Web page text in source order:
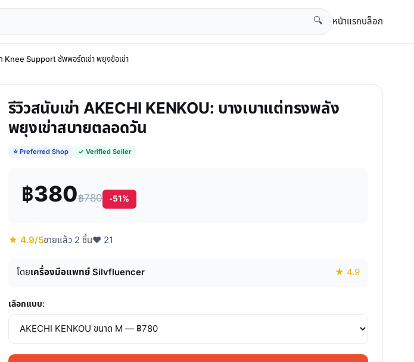
🔍 หน้าแรกบล็อก
Knee Support ซัพพอร์ตเข่า พยุงข้อเข่า
รีวิวสนับเข่า AKECHI KENKOU: บางเบาแต่ทรงพลัง
พยุงเข่าสบายตลอดวัน
⭐ Preferred Shop ✓ Verified Seller
฿380฿780 -51%
★ 4.9/5ขายแล้ว 2 ชิ้น♥ 21
โดยเครื่องมือแพทย์ Silvfluencer ★ 4.9
เลือกแบบ: